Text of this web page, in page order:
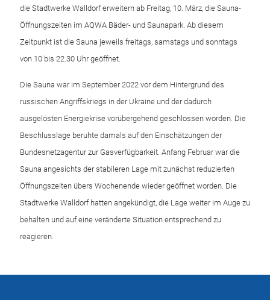
die Stadtwerke Walldorf erweitern ab Freitag, 10. März, die Sauna-
Öffnungszeiten im AQWA Bäder- und Saunapark. Ab diesem
Zeitpunkt ist die Sauna jeweils freitags, samstags und sonntags
von 10 bis 22.30 Uhr geöffnet.
Die Sauna war im September 2022 vor dem Hintergrund des
russischen Angriffskriegs in der Ukraine und der dadurch
ausgelösten Energiekrise vorübergehend geschlossen worden. Die
Beschlusslage beruhte damals auf den Einschätzungen der
Bundesnetzagentur zur Gasverfügbarkeit. Anfang Februar war die
Sauna angesichts der stabileren Lage mit zunächst reduzierten
Öffnungszeiten übers Wochenende wieder geöffnet worden. Die
Stadtwerke Walldorf hatten angekündigt, die Lage weiter im Auge zu
behalten und auf eine veränderte Situation entsprechend zu
reagieren.